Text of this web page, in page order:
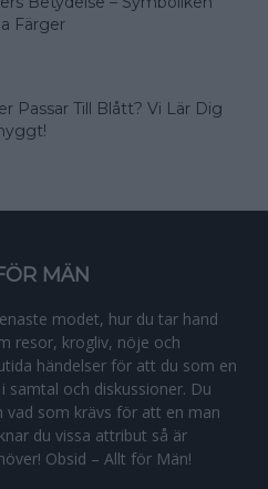
Färger
Passar Till Blått? Vi Lär Dig
MÄN
modet, hur du tar hand
resor, krogliv, nöje och
händelser för att du som en
samtal och diskussioner. Du
vad som krävs för att en man
du vissa attribut så är
Obsid – Allt för Män!